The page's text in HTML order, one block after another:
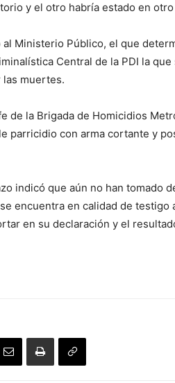
y el otro habría estado en
Ministerio Público, el que
Central de la PDI la
las muertes.
de la Brigada de Homicidios
parricidio con arma cortante y
indicó que aún no han tomado
encuentra en calidad de testigo
en su declaración y el